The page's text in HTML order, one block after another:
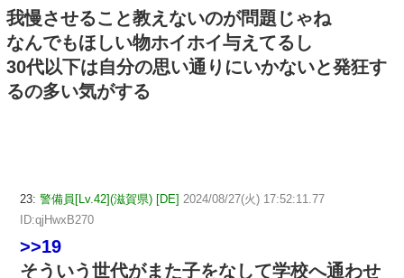
我慢させること教えないのが問題じゃね
なんでもほしい物ホイホイ与えてるし
30代以下は自分の思い通りにいかないと発狂す
るの多い気がする
23: 警備員[Lv.42](滋賀県) [DE] 2024/08/27(火) 17:52:11.77
ID:qjHwxB270
>>19
そういう世代がまた子をなして学校へ通わせ